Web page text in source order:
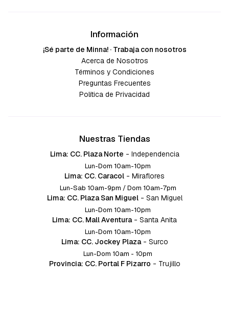
Información
¡Sé parte de Minna! · Trabaja con nosotros
Acerca de Nosotros
Términos y Condiciones
Preguntas Frecuentes
Política de Privacidad
Nuestras Tiendas
Lima: CC. Plaza Norte - Independencia
Lun-Dom 10am-10pm
Lima: CC. Caracol - Miraflores
Lun-Sab 10am-9pm / Dom 10am-7pm
Lima: CC. Plaza San Miguel - San Miguel
Lun-Dom 10am-10pm
Lima: CC. Mall Aventura - Santa Anita
Lun-Dom 10am-10pm
Lima: CC. Jockey Plaza - Surco
Lun-Dom 10am - 10pm
Provincia: CC. Portal F Pizarro - Trujillo